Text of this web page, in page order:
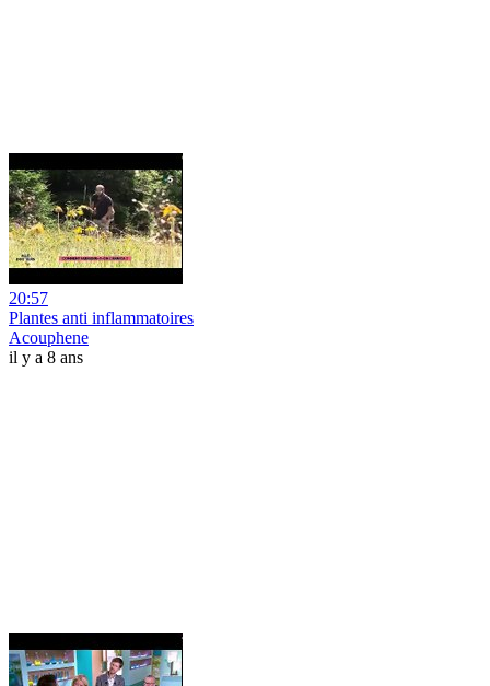
20:57
Plantes anti inflammatoires
Acouphene
il y a 8 ans